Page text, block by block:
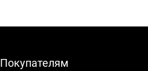
Покупателям